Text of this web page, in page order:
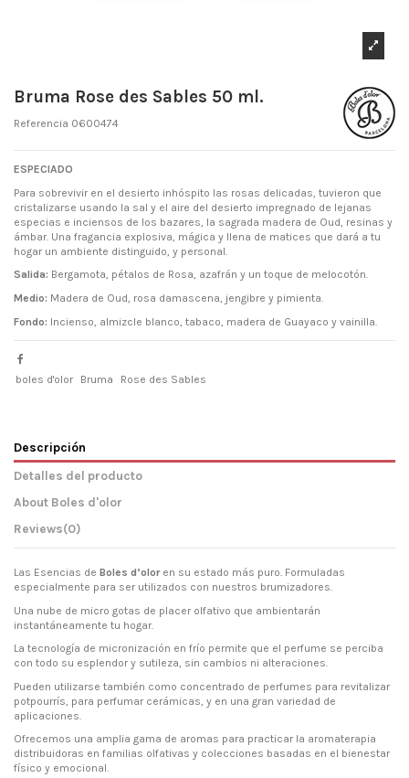
Bruma Rose des Sables 50 ml.
Referencia 0600474
ESPECIADO
Para sobrevivir en el desierto inhóspito las rosas delicadas, tuvieron que
cristalizarse usando la sal y el aire del desierto impregnado de lejanas
especias e inciensos de los bazares, la sagrada madera de Oud, resinas y
ámbar. Una fragancia explosiva, mágica y llena de matices que dará a tu
hogar un ambiente distinguido, y personal.
Salida: Bergamota, pétalos de Rosa, azafrán y un toque de melocotón.
Medio: Madera de Oud, rosa damascena, jengibre y pimienta.
Fondo: Incienso, almizcle blanco, tabaco, madera de Guayaco y vainilla.
boles d'olor Bruma Rose des Sables
Descripción
Detalles del producto
About Boles d'olor
Reviews(0)
Las Esencias de Boles d’oloren su estado más puro. Formuladas
especialmente para ser utilizados con nuestros brumizadores.
Una nube de micro gotas de placer olfativo que ambientarán
instantáneamente tu hogar.
La tecnología de micronización en frío permite que el perfume se perciba
con todo su esplendor y sutileza, sin cambios ni alteraciones.
Pueden utilizarse también como concentrado de perfumes para revitalizar
potpourrís, para perfumar cerámicas, y en una gran variedad de
aplicaciones.
Ofrecemos una amplia gama de aromas para practicar la aromaterapia
distribuidoras en familias olfativas y colecciones basadas en el bienestar
físico y emocional.